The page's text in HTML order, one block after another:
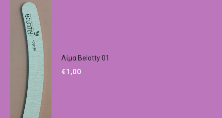
Λίμα Belotty 01
€1,00